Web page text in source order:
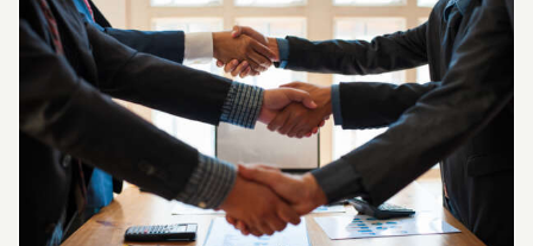
Tarifabschluss in der Pfalz: Groß- und
Außenhandel übernimmt bayerisches Ergebnis